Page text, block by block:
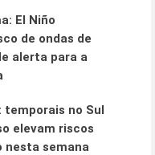
El Niño
de ondas de
alerta para a
temporais no Sul
elevam riscos
nesta semana